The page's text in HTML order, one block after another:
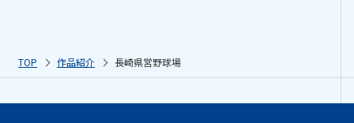
TOP 作品紹介 長崎県営野球場